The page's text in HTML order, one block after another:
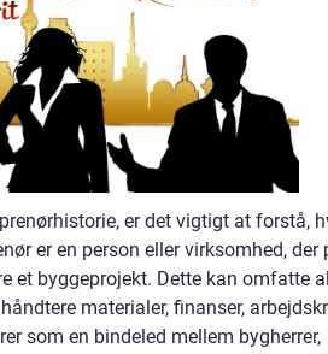
er det vigtigt at forstå,
er en person eller virksomhed, der
et byggeprojekt. Dette kan omfatte
materialer, finanser,
som en bindeled mellem bygherrer,